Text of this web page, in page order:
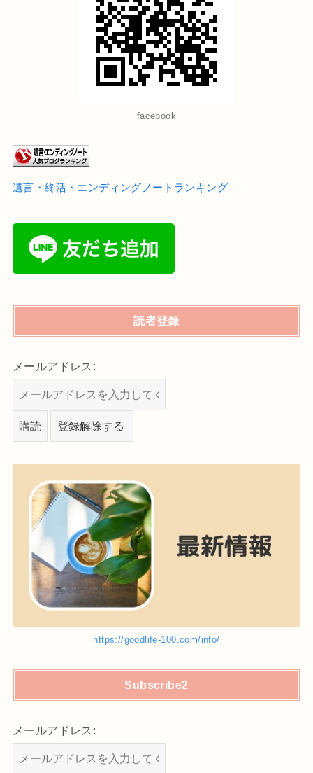
facebook
遺言・終活・エンディングノートランキング
読者登録
メールアドレス:
https://goodlife-100.com/info/
Subscribe2
メールアドレス: